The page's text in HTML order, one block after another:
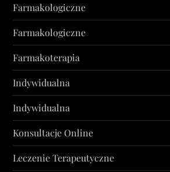
Farmakologiczne
Farmakologiczne
Farmakoterapia
Indywidualna
Indywidualna
Konsultacje Online
Leczenie Terapeutyczne